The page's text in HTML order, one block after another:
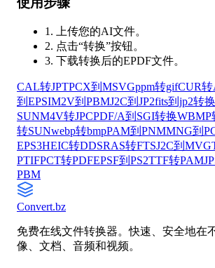
1. 上传您的AI文件。
2. 点击“转换”按钮。
3. 下载转换后的EPDF文件。
CAL转JPTPCX到MSVGppm转gifCUR
到EPSIM2V到PBMJ2C到JP2fits到jp2转
SUNM4V转JPCPDF/A到SGI转换WBMP
转SUNwebp转bmpPAM到PNMMNG到
EPS3HEIC转DDSRAS转FTSJ2C到MVG
PTIFPCT转PDFEPSF到PS2TTF转PAM
PBM
Convert.bz
免费在线文件转换器。快速、安全地在
像、文档、音频和视频。